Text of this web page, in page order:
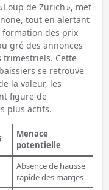
Loup de Zurich », met
tout en alertant
formation des prix
gré des annonces
trimestriels. Cette
se retrouve
la valeur, les
figure de
plus actifs.
Menace
potentielle
Absence de hausse
rapide des marges